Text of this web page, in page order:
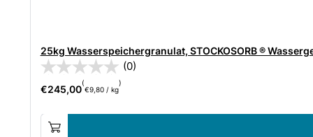
25kg Wasserspeichergranulat, STOCKOSORB ®
(0)
€245,00
(
€9,80/ kg
)